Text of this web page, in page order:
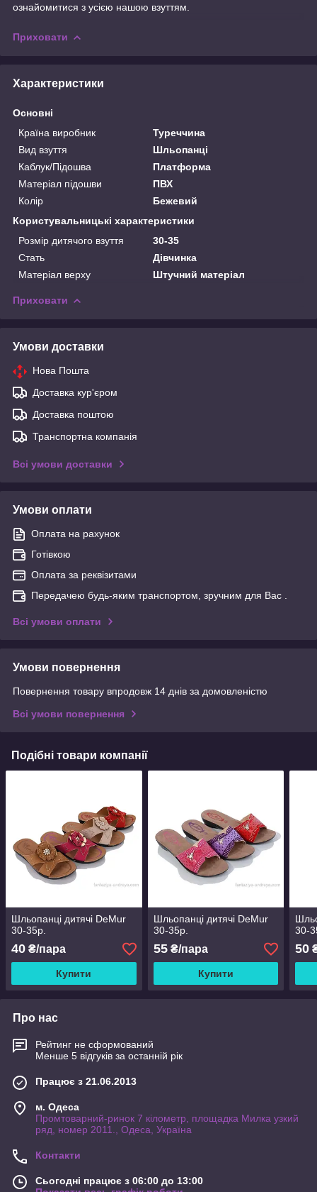
ознайомитися з усією нашою взуттям.
Приховати
Характеристики
Основні
Країна виробник
Туреччина
Вид взуття
Шльопанці
Каблук/Підошва
Платформа
Матеріал підошви
ПВХ
Колір
Бежевий
Користувальницькі характеристики
Розмір дитячого взуття
30-35
Стать
Дівчинка
Матеріал верху
Штучний матеріал
Приховати
Умови доставки
Нова Пошта
Доставка кур'єром
Доставка поштою
Транспортна компанія
Всі умови доставки
Умови оплати
Оплата на рахунок
Готівкою
Оплата за реквізитами
Передачею будь-яким транспортом, зручним для Вас .
Всі умови оплати
Умови повернення
Повернення товару впродовж 14 днів за домовленістю
Всі умови повернення
Подібні товари компанії
Шльопанці дитячі DeMur
30-35р.
40 ₴/пара
Купити
Шльопанці дитячі DeMur
30-35р.
55₴/пара
Купити
30-
50
Про нас
Рейтинг не сформований
Менше 5 відгуків за останній рік
Працює з 21.06.2013
м. Одеса
Промтоварний-ринок 7 кілометр, площадка Милка узкий
ряд, номер 2011., Одеса, Україна
Контакти
Сьогодні працює з 06:00 до 13:00